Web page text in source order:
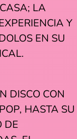
LA
Y
EN SU
DISCO CON
HASTA SU
DE